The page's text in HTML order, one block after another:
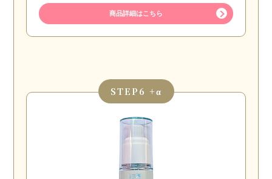
商品詳細はこちら
STEP 6 +α